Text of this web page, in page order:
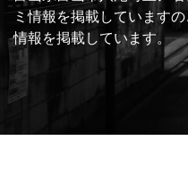
ミ情報を掲載しています
情報を掲載しています。